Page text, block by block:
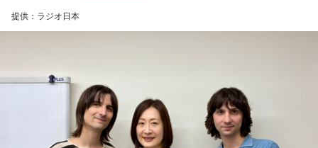
番組では、9年ぶりの出演となったフジロックの話をはじめ、
最新作や楽曲制作、お互いのミュージシャンとしての魅力に
提供：ラジオ日本